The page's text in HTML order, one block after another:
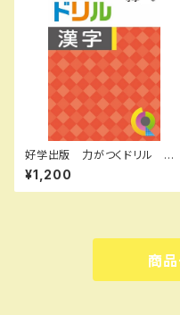
好学出版 力がつくドリル 漢
字 小学５年 2026年度版
新品完全セット ISBN：B0D3
CK22P7 ISBN-10：B0D3C
¥1,200
商